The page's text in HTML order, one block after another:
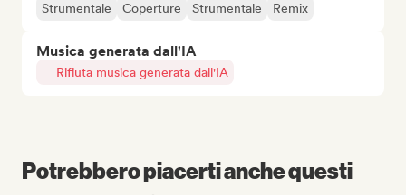
Strumentale Coperture Strumentale Remix
Musica generata dall'IA
Rifiuta musica generata dall'IA
Potrebbero piacerti anche questi